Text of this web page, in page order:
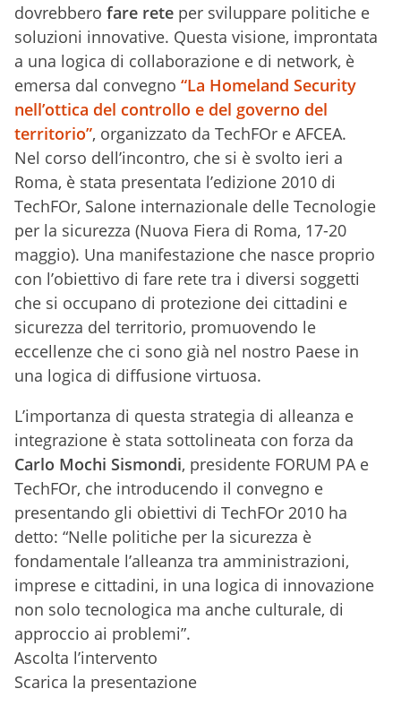
dovrebbero fare rete per sviluppare politiche e
soluzioni innovative. Questa visione, improntata
a una logica di collaborazione e di network, è
emersa dal convegno “La Homeland Security
nell’ottica del controllo e del governo del
territorio”, organizzato da TechFOr e AFCEA.
Nel corso dell’incontro, che si è svolto ieri a
Roma, è stata presentata l’edizione 2010 di
TechFOr, Salone internazionale delle Tecnologie
per la sicurezza (Nuova Fiera di Roma, 17-20
maggio). Una manifestazione che nasce proprio
con l’obiettivo di fare rete tra i diversi soggetti
che si occupano di protezione dei cittadini e
sicurezza del territorio, promuovendo le
eccellenze che ci sono già nel nostro Paese in
una logica di diffusione virtuosa.
L’importanza di questa strategia di alleanza e
integrazione è stata sottolineata con forza da
Carlo Mochi Sismondi, presidente FORUM PA e
TechFOr, che introducendo il convegno e
presentando gli obiettivi di TechFOr 2010 ha
detto: “Nelle politiche per la sicurezza è
fondamentale l’alleanza tra amministrazioni,
imprese e cittadini, in una logica di innovazione
non solo tecnologica ma anche culturale, di
approccio ai problemi”.
Ascolta l’intervento
Scarica la presentazione